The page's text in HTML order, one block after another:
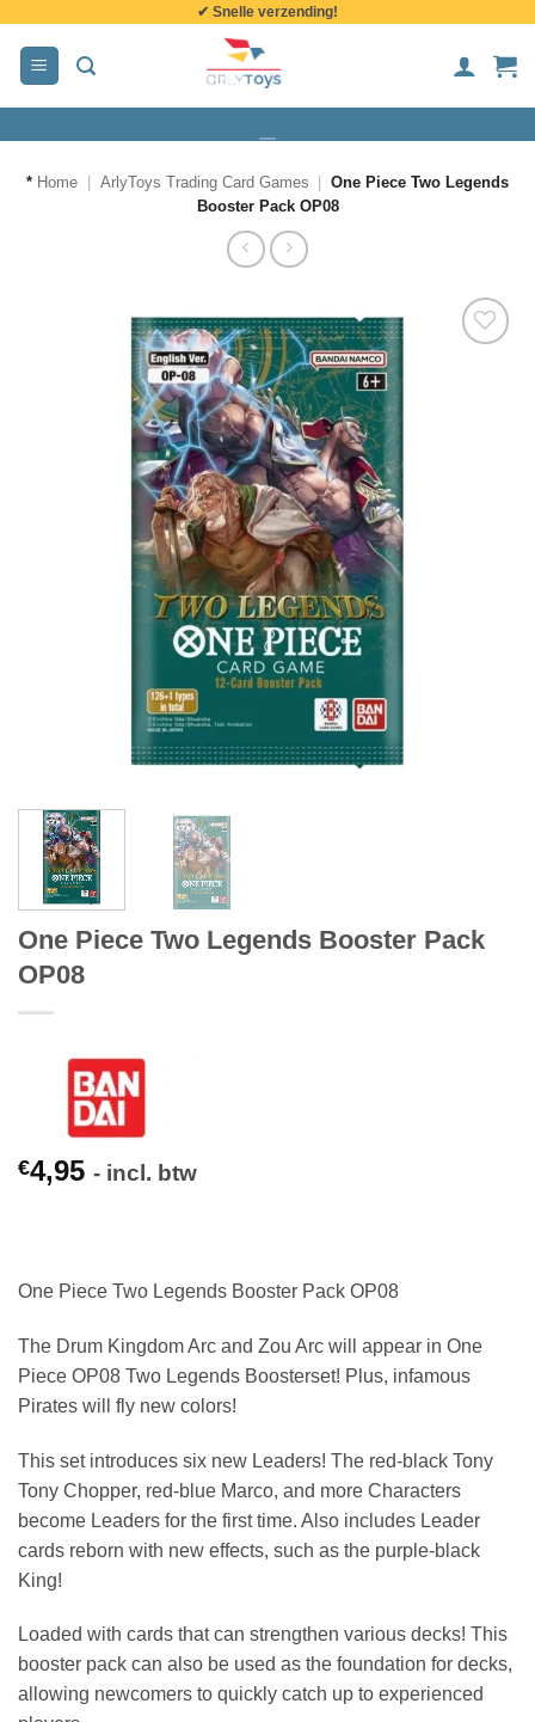
inhoud
✔ Snelle verzending!
* Home ArlyToys Trading Card Games
One Piece Two Legends
Booster Pack OP08
One Piece Two Legends Booster Pack
OP08
€4,95 - incl. btw
One Piece Two Legends Booster Pack OP08
The Drum Kingdom Arc and Zou Arc will appear in One
Piece OP08 Two Legends Boosterset! Plus, infamous
Pirates will fly new colors!
This set introduces six new Leaders! The red-black Tony
Tony Chopper, red-blue Marco, and more Characters
become Leaders for the first time. Also includes Leader
cards reborn with new effects, such as the purple-black
King!
Loaded with cards that can strengthen various decks! This
booster pack can also be used as the foundation for decks,
allowing newcomers to quickly catch up to experienced